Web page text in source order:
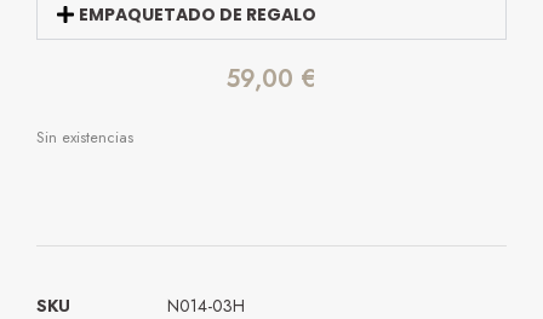
EMPAQUETADO DE REGALO
59,00 €
Sin existencias
SKU
N014-03H